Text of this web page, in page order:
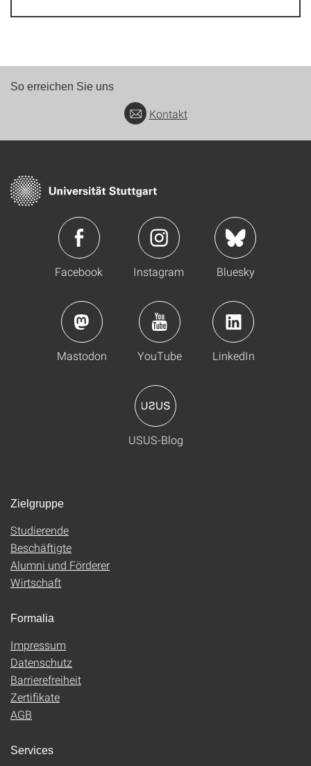
So erreichen Sie uns
Kontakt
Facebook Instagram Bluesky
Mastodon YouTube LinkedIn
USUS-Blog
Zielgruppe
Studierende
Beschäftigte
Alumni und Förderer
Wirtschaft
Formalia
Impressum
Datenschutz
Barrierefreiheit
Zertifikate
AGB
Services